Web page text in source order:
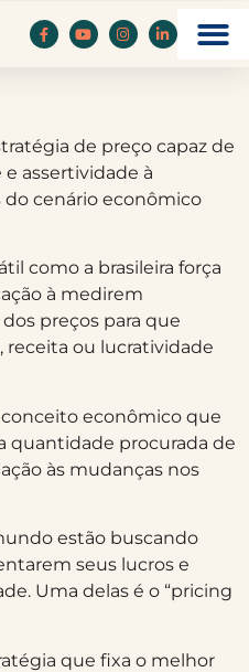
de preço capaz de
assertividade à
do cenário econômico
como a brasileira força
à medirem
preços para que
ou lucratividade
econômico que
quantidade procurada de
às mudanças nos
estão buscando
seus lucros e
Uma delas é o “pricing
que fixa o melhor